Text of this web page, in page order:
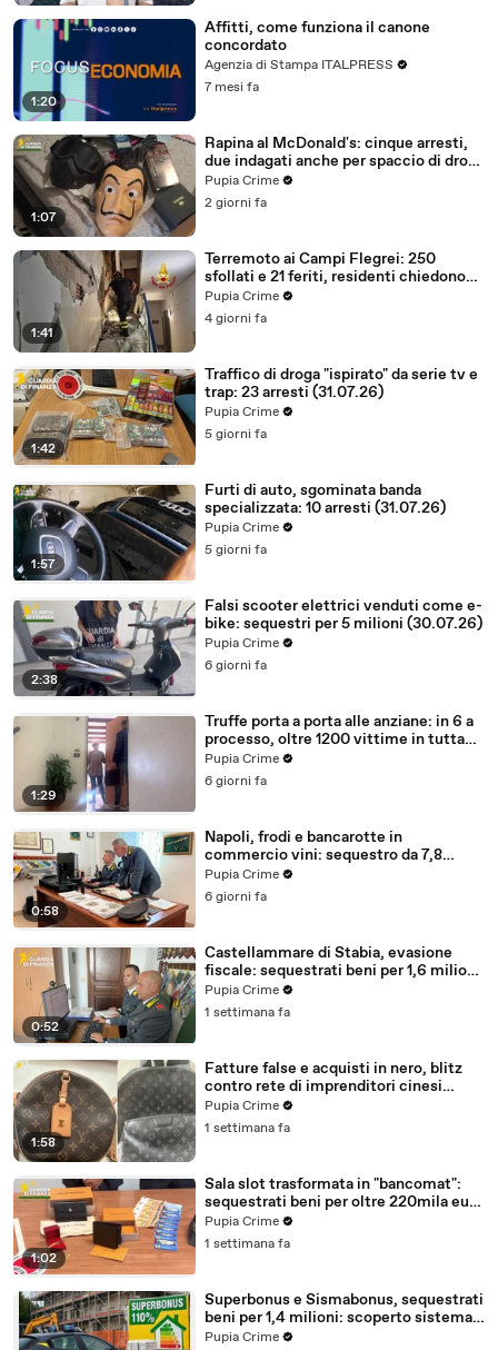
1:20
Affitti, come funziona il canone
concordato
Agenzia di Stampa ITALPRESS
7 mesi fa
1:07
Rapina al McDonald's: cinque arresti,
due indagati anche per spaccio di droga
(03.08.26)
Pupia Crime
2 giorni fa
1:41
Terremoto ai Campi Flegrei: 250
sfollati e 21 feriti, residenti chiedono
certezze sul futuro (01.08.26)
Pupia Crime
4 giorni fa
1:42
Traffico di droga "ispirato" da serie tv e
trap: 23 arresti (31.07.26)
Pupia Crime
5 giorni fa
1:57
Furti di auto, sgominata banda
specializzata: 10 arresti (31.07.26)
Pupia Crime
5 giorni fa
2:38
Falsi scooter elettrici venduti come e-
bike: sequestri per 5 milioni (30.07.26)
Pupia Crime
6 giorni fa
1:29
Truffe porta a porta alle anziane: in 6 a
processo, oltre 1200 vittime in tutta
Italia (30.07.26)
Pupia Crime
6 giorni fa
0:58
Napoli, frodi e bancarotte in
commercio vini: sequestro da 7,8
milioni (30.07.26)
Pupia Crime
6 giorni fa
0:52
Castellammare di Stabia, evasione
fiscale: sequestrati beni per 1,6 milioni
ad un consorzio navale (29.07.26)
Pupia Crime
1 settimana fa
1:58
Fatture false e acquisti in nero, blitz
contro rete di imprenditori cinesi
sequestri per 8,5 milioni (29.07.26)
Pupia Crime
1 settimana fa
1:02
Sala slot trasformata in "bancomat":
sequestrati beni per oltre 220mila euro
a due coniugi (29.07.26)
Pupia Crime
1 settimana fa
Superbonus e Sismabonus, sequestrati
beni per 1,4 milioni: scoperto sistema
con false abitazioni (29.07.26)
Pupia Crime